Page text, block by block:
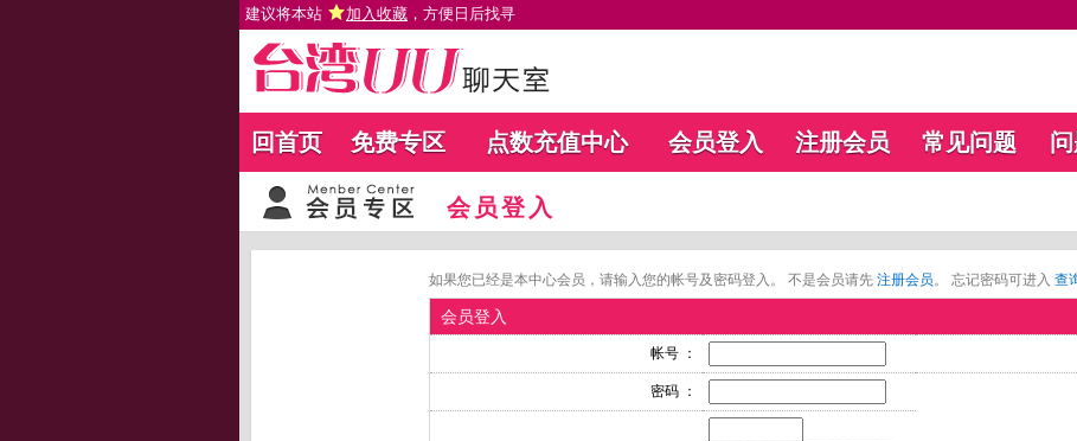
建议将本站 加入收藏 ，方便日后找寻
回首页 免费专区 点数充值中心 会员登入 注册会员 常见问题
会员登入
如果您已经是本中心会员，请输入您的帐号及密码登入。 不是会员请先 注册会员。 忘记密码可进入 查
会员登入
帐号 ：
密码 ：